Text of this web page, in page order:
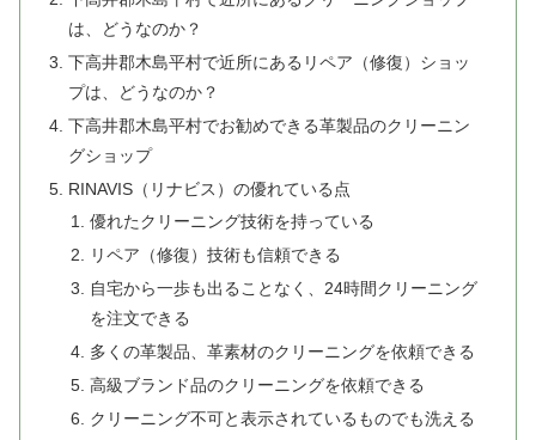
は、どうなのか？
下高井郡木島平村で近所にあるリペア（修復）ショッ
プは、どうなのか？
下高井郡木島平村でお勧めできる革製品のクリーニン
グショップ
RINAVIS（リナビス）の優れている点
優れたクリーニング技術を持っている
リペア（修復）技術も信頼できる
自宅から一歩も出ることなく、24時間クリーニング
を注文できる
多くの革製品、革素材のクリーニングを依頼できる
高級ブランド品のクリーニングを依頼できる
クリーニング不可と表示されているものでも洗える